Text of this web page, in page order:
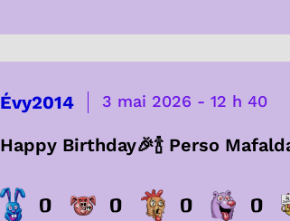
Évy2014 3 mai 2026 - 12 h 40
Happy Birthday🎉🍾 Perso
0 0 0 0